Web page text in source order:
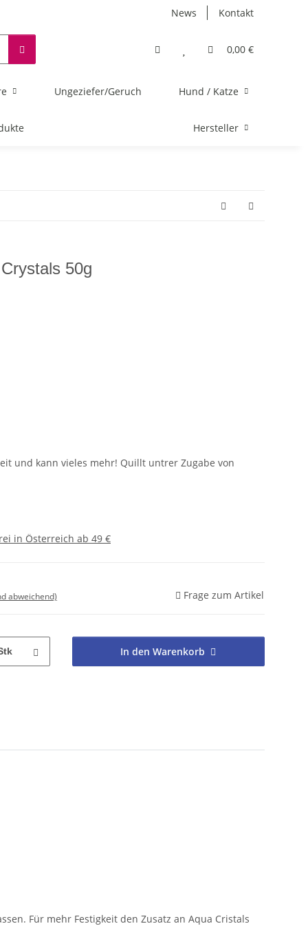
News Kontakt
0,00 €
Ungeziefer/Geruch Hund / Katze
Hersteller
50g
und kann vieles mehr! Quillt untrer Zugabe von
in Österreich ab 49 €
abweichend) Frage zum Artikel
In den Warenkorb
Für mehr Festigkeit den Zusatz an Aqua Cristals